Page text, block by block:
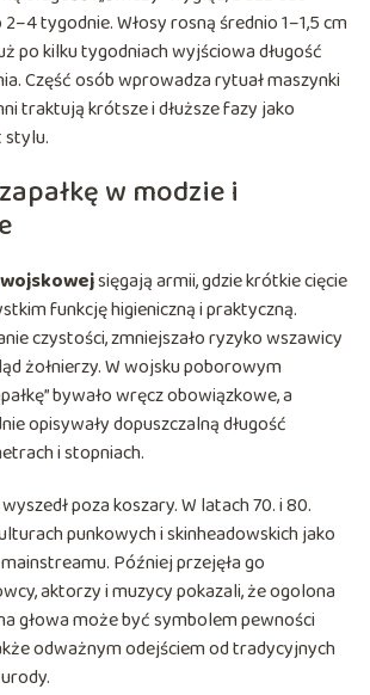
tygodnie. Włosy rosną średnio 1–1,5 cm
po kilku tygodniach wyjściowa długość
Część osób wprowadza rytuał maszynki
traktują krótsze i dłuższe fazy jako
w modzie i
sięgają armii, gdzie krótkie cięcie
funkcję higieniczną i praktyczną.
czystości, zmniejszało ryzyko wszawicy
żołnierzy. W wojsku poborowym
bywało wręcz obowiązkowe, a
opisywały dopuszczalną długość
i stopniach.
poza koszary. W latach 70. i 80.
punkowych i skinheadowskich jako
Później przejęła go
aktorzy i muzycy pokazali, że ogolona
głowa może być symbolem pewności
odważnym odejściem od tradycyjnych